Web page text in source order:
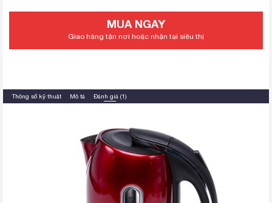
MUA NGAY
Giao hàng tận nơi hoặc nhận tại siêu thị
Thông số kỹ thuật Mô tả Đánh giá (1)